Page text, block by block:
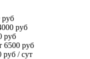
руб
руб
руб
6500 руб
руб / сут